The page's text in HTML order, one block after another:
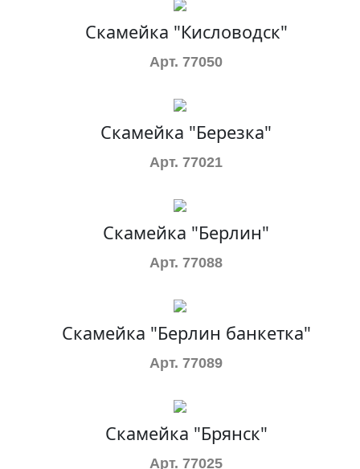
Скамейка "Кисловодск"
Арт. 77050
Скамейка "Березка"
Арт. 77021
Скамейка "Берлин"
Арт. 77088
Скамейка "Берлин банкетка"
Арт. 77089
Скамейка "Брянск"
Арт. 77025